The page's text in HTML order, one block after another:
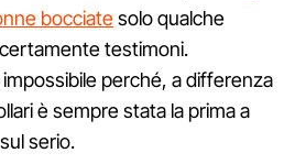
bocciatesolo qualche
testimoni.
perché, a differenza
è sempre stata la prima a
serio.